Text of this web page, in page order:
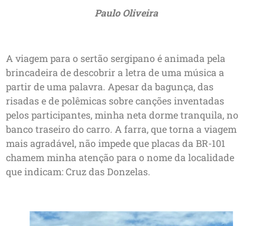
Paulo Oliveira
A viagem para o sertão sergipano é animada pela
brincadeira de descobrir a letra de uma música a
partir de uma palavra. Apesar da bagunça, das
risadas e de polêmicas sobre canções inventadas
pelos participantes, minha neta dorme tranquila, no
banco traseiro do carro. A farra, que torna a viagem
mais agradável, não impede que placas da BR-101
chamem minha atenção para o nome da localidade
que indicam: Cruz das Donzelas.